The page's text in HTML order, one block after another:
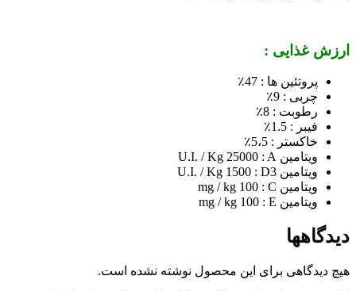
ارزش غذایی :
پروتئین ها : 47٪
چربی : 9٪
رطوبت : 8٪
فیبر : 1.5٪
خاکستر : 5،5٪
ویتامین U.I. / Kg 25000 : A
ویتامین U.I. / Kg 1500 : D3
ویتامین mg / kg 100 : C
ویتامین mg / kg 100 : E
دیدگاهها
هیچ دیدگاهی برای این محصول نوشته نشده است.